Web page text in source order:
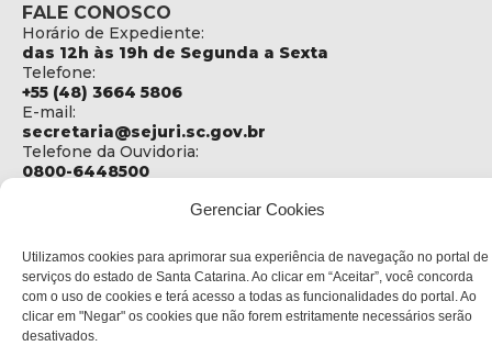
Gerenciar Cookies
Utilizamos cookies para aprimorar sua experiência de navegação no portal de
serviços do estado de Santa Catarina. Ao clicar em “Aceitar”, você concorda
com o uso de cookies e terá acesso a todas as funcionalidades do portal. Ao
clicar em "Negar" os cookies que não forem estritamente necessários serão
desativados.
FALE CONOSCO
Horário de Expediente:
das 12h às 19h de Segunda a Sexta
Telefone:
+55 (48) 3664 5806
E-mail:
secretaria@sejuri.sc.gov.br
Telefone da Ouvidoria:
0800-6448500
Social
Rua Fúlvio Aducci, 1214 - Loja 06
Bairro:
Estreito - Florianópolis - SC